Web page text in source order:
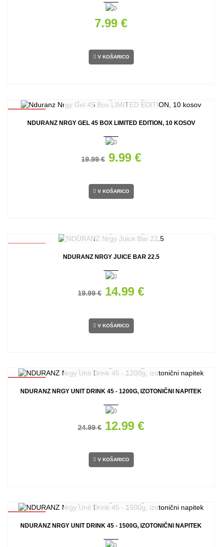
7.99 €
V KOŠARICO
NDURANZ NRGY GEL 45 BOX LIMITED EDITION, 10 KOSOV
19.99 € 9.99 €
V KOŠARICO
NDURANZ NRGY JUICE BAR 22.5
19.99 € 14.99 €
V KOŠARICO
NDURANZ NRGY UNIT DRINK 45 - 1200G, IZOTONIČNI NAPITEK
24.99 € 12.99 €
V KOŠARICO
NDURANZ NRGY UNIT DRINK 45 - 1500G, IZOTONIČNI NAPITEK